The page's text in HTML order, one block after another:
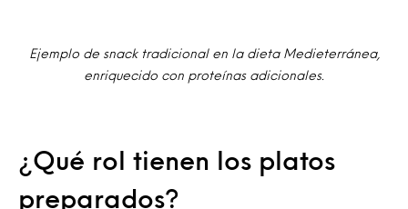
Ejemplo de snack tradicional en la dieta Medieterránea,
enriquecido con proteínas adicionales.
¿Qué rol tienen los platos
preparados?